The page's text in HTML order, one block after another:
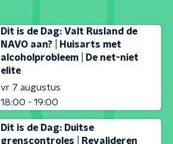
Dit is de Dag: Valt Rusland de
NAVO aan? | Huisarts met
alcoholprobleem | De net-niet
elite
vr 7 augustus
18:00 - 19:00
Dit is de Dag: Duitse
grenscontroles | Revalideren